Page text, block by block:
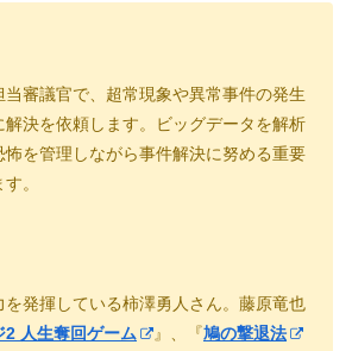
当審議官で、超常現象や異常事件の発生
解決を依頼します。ビッグデータを解析
怖を管理しながら事件解決に努める重要
。
発揮している柿澤勇人さん。藤原竜也
2 人生奪回ゲーム 』、『鳩の撃退法